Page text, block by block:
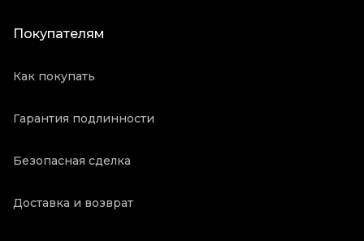
Покупателям
Как покупать
Гарантия подлинности
Безопасная сделка
Доставка и возврат